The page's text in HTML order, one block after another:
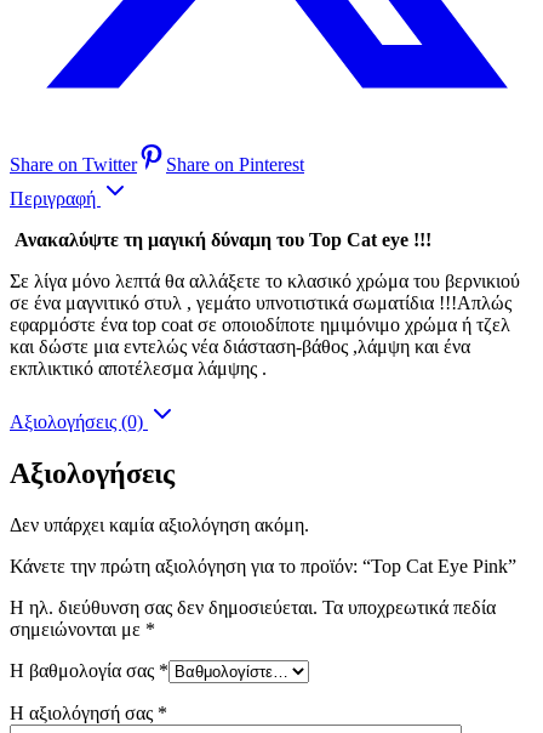
Share on Twitter
Share on Pinterest
Περιγραφή
Ανακαλύψτε τη μαγική δύναμη του Top Cat eye !!!
Σε λίγα μόνο λεπτά θα αλλάξετε το κλασικό χρώμα του βερνικιού
σε ένα μαγνιτικό στυλ , γεμάτο υπνοτιστικά σωματίδια !!!Απλώς
εφαρμόστε ένα top coat σε οποιοδίποτε ημιμόνιμο χρώμα ή τζελ
και δώστε μια εντελώς νέα διάσταση-βάθος ,λάμψη και ένα
εκπλικτικό αποτέλεσμα λάμψης .
Αξιολογήσεις (0)
Αξιολογήσεις
Δεν υπάρχει καμία αξιολόγηση ακόμη.
Κάνετε την πρώτη αξιολόγηση για το προϊόν: “Top Cat Eye Pink”
Η ηλ. διεύθυνση σας δεν δημοσιεύεται. Τα υποχρεωτικά πεδία
σημειώνονται με *
Η βαθμολογία σας *
Η αξιολόγησή σας *